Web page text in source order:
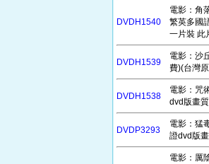
DVDH1540
電影：角
繁英多國
一片裝 此
DVDH1539
電影：沙
費)(台灣
DVDH1538
電影：咒
dvd版畫
DVDP3293
電影：猛
證dvd版
電影：厲